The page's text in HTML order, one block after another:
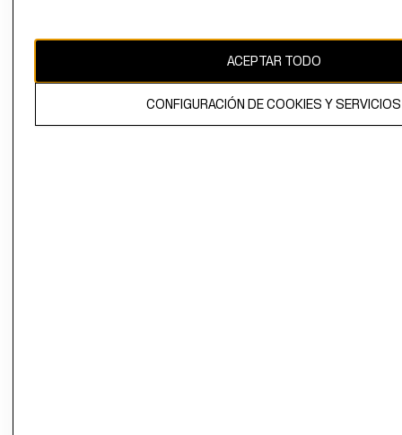
El contenido de esta página web está protegido por copyright y es
propiedad de H&M Hennes & Mauritz AB.
ACEPTAR TODO
CONFIGURACIÓN DE COOKIES Y SERVICIOS